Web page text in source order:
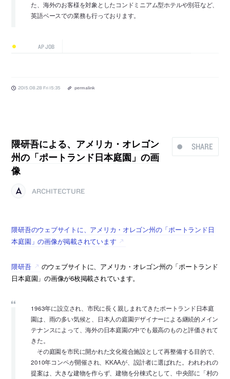
た、海外のお客様を対象としたコンドミニアム型ホテルや別荘など、
英語ベースでの業務も行っております。
AP JOB
2015.08.28 Fri 15:35 permalink
SHARE
隈研吾による、アメリカ・オレゴン
州の「ポートランド日本庭園」の画
像
ARCHITECTURE
隈研吾のウェブサイトに、アメリカ・オレゴン州の「ポートランド日
本庭園」の画像が掲載されています
隈研吾
のウェブサイトに、アメリカ・オレゴン州の「ポートランド
日本庭園」の画像が6枚掲載されています。
1963年に設立され、市民に長く親しまれてきたポートランド日本庭
園は、雨の多い気候と、日本人の庭園デザイナーによる継続的メイン
テナンスによって、海外の日本庭園の中でも最高のものと評価されて
きた。
その庭園を市民に開かれた文化複合施設として再整備する目的で、
2010年コンペが開催され、KKAAが、設計者に選ばれた。われわれの
提案は、大きな建物を作らず、建物を分棟式として、中央部に「村の